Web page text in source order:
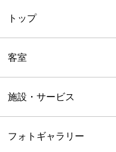
トップ
客室
施設・サービス
フォトギャラリー